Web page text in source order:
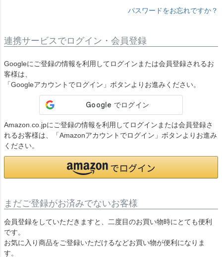
パスワードをお忘れですか？
連携サービスでログイン・会員登録
Googleにご登録の情報を利用してログインまたは会員登録されるお
客様は、
「Googleアカウントでログイン」ボタンよりお進みください。
Amazon.co.jpにご登録の情報を利用してログインまたは会員登録さ
れるお客様は、「Amazonアカウントでログイン」ボタンよりお進み
ください。
まだご登録がお済みでないお客様
会員登録をしていただきますと、二度目のお買い物時にとても便利
です。
お気に入り商品をご登録いただけるなどお買い物が便利になりま
す。